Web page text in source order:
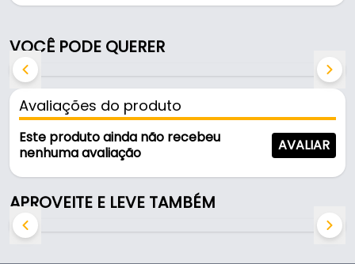
por pressão.
Características:
- Marca: Hardt
- Modelo: Suporte Prateleira F1014NI
- Material: Zamac
- Acabamento: Niquelado
- Fixação: Pressão
- Embalagem: Plástica
VOCÊ PODE QUERER
Avaliações do produto
Este produto ainda não recebeu
nenhuma avaliação
AVALIAR
APROVEITE E LEVE TAMBÉM